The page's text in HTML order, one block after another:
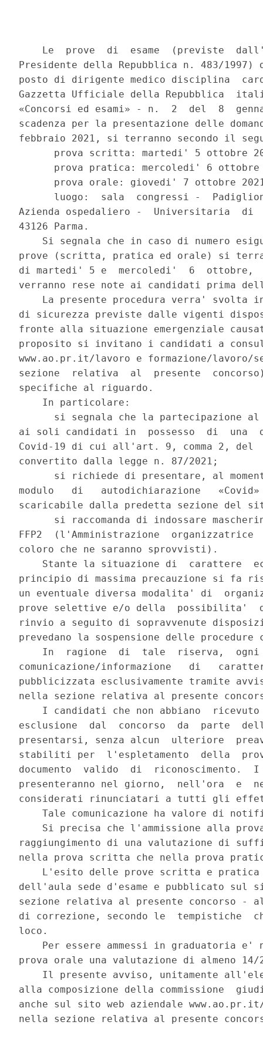
Le  prove  di  esame  (previste
Presidente della Repubblica n. 483/
posto di dirigente medico disciplina
Gazzetta Ufficiale della Repubblica
«Concorsi ed esami» - n.  2  del  8
scadenza per la presentazione delle
febbraio 2021, si terranno secondo il
prova scritta: martedi' 5 ottobre
prova pratica: mercoledi' 6
prova orale: giovedi' 7 ottobre
luogo:  sala  congressi -
Azienda ospedaliero -  Universitaria  di
43126 Parma.
Si segnala che in caso di numero
prove (scritta, pratica ed orale) si
di martedi' 5 e  mercoledi'  6  ottobre,
verranno rese note ai candidati prima
La presente procedura verra' svolta
di sicurezza previste dalle vigenti
fronte alla situazione emergenziale
proposito si invitano i candidati a
www.ao.pr.it/lavoro e formazione/
sezione  relativa  al  presente
specifiche al riguardo.
    In particolare:
si segnala che la partecipazione
ai soli candidati in  possesso  di  una
Covid-19 di cui all'art. 9, comma 2, del
convertito dalla legge n. 87/2021;
si richiede di presentare, al
modulo   di   autodichiarazione
scaricabile dalla predetta sezione del
si raccomanda di indossare
FFP2  (l'Amministrazione
coloro che ne saranno sprovvisti).
Stante la situazione di  carattere
principio di massima precauzione si fa
un eventuale diversa modalita' di
prove selettive e/o della  possibilita'
rinvio a seguito di sopravvenute
prevedano la sospensione delle
In  ragione  di  tale  riserva,
comunicazione/informazione   di
pubblicizzata esclusivamente tramite
nella sezione relativa al presente
I candidati che non abbiano
esclusione  dal  concorso  da  parte
presentarsi, senza alcun  ulteriore
stabiliti per  l'espletamento  della
documento  valido  di
presenteranno nel giorno,  nell'ora  e
considerati rinunciatari a tutti gli
Tale comunicazione ha valore di
Si precisa che l'ammissione alla
raggiungimento di una valutazione di
nella prova scritta che nella prova
L'esito delle prove scritta e
dell'aula sede d'esame e pubblicato sul
sezione relativa al presente concorso -
di correzione, secondo le  tempistiche
loco.
Per essere ammessi in graduatoria e'
prova orale una valutazione di almeno
Il presente avviso, unitamente
alla composizione della commissione
anche sul sito web aziendale
nella sezione relativa al presente